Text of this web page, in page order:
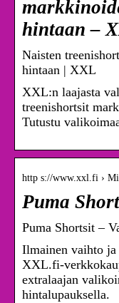
hintaan –
Naisten
hintaan | XXL
XXL:n laajasta
treenishortsit
Tutustu
http s://www.xxl.fi ›
Puma
Puma Shortsit –
Ilmainen vaihto ja
XXL.fi-
extralaajan
hintalupauksella.